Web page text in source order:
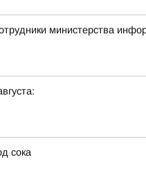
министерства
сока